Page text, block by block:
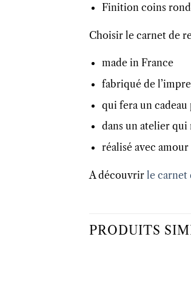
Finition coins
Choisir le carnet de
made in France
fabriqué de
qui fera un cadeau
dans un atelier qui
réalisé avec
A découvrir le carnet
PRODUITS